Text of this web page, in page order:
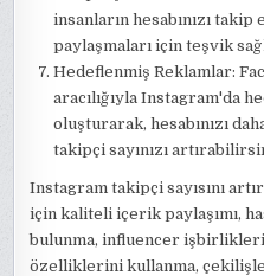
insanların hesabınızı
paylaşmaları için teşvik
Hedeflenmiş Reklamlar:
aracılığıyla Instagram'da
oluşturarak, hesabınızı
takipçi sayınızı
Instagram takipçi sayısını
için kaliteli içerik paylaşımı,
bulunma, influencer
özelliklerini kullanma,